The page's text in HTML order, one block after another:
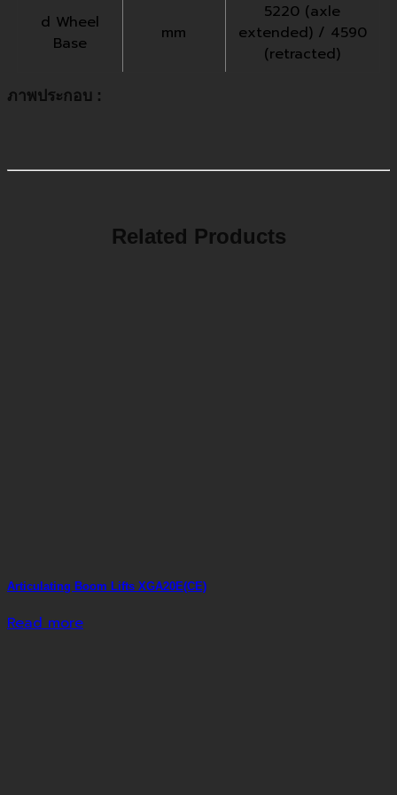
d Wheel
Base
mm
5220 (axle
extended) / 4590
(retracted)
ภาพประกอบ :
Related Products
Articulating Boom Lifts XGA20E(CE)
Read more